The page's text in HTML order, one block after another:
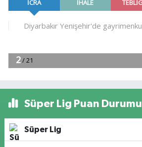
Süper Lig Puan Durumu
Süper Lig